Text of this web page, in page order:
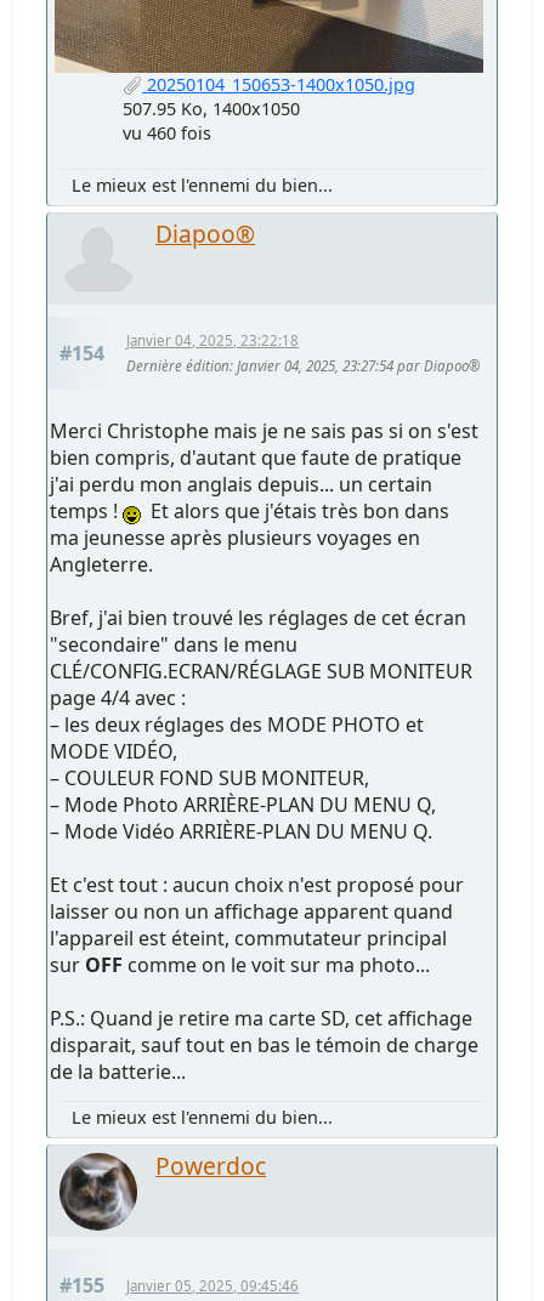
20250104_150653-1400x1050.jpg
507.95 Ko, 1400x1050
vu 460 fois
Le mieux est l'ennemi du bien...
Diapoo®
#154
Janvier 04, 2025, 23:22:18
Dernière édition: Janvier 04, 2025, 23:27:54 par Diapoo®
Merci Christophe mais je ne sais pas si on s'est
bien compris, d'autant que faute de pratique
j'ai perdu mon anglais depuis... un certain
temps !
Et alors que j'étais très bon dans
ma jeunesse après plusieurs voyages en
Angleterre.
Bref, j'ai bien trouvé les réglages de cet écran
"secondaire" dans le menu
CLÉ/CONFIG.ECRAN/RÉGLAGE SUB MONITEUR
page 4/4 avec :
– les deux réglages des MODE PHOTO et
MODE VIDÉO,
– COULEUR FOND SUB MONITEUR,
– Mode Photo ARRIÈRE-PLAN DU MENU Q,
– Mode Vidéo ARRIÈRE-PLAN DU MENU Q.
Et c'est tout : aucun choix n'est proposé pour
laisser ou non un affichage apparent quand
l'appareil est éteint, commutateur principal
sur OFF comme on le voit sur ma photo...
P.S.: Quand je retire ma carte SD, cet affichage
disparait, sauf tout en bas le témoin de charge
de la batterie...
Le mieux est l'ennemi du bien...
Powerdoc
#155 Janvier 05, 2025, 09:45:46